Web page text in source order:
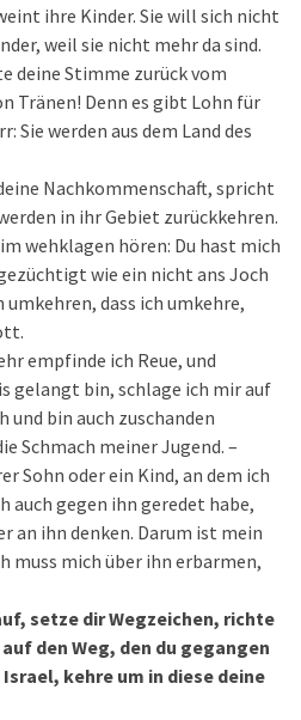
ihre Kinder. Sie will sich nicht
weil sie nicht mehr da sind.
deine Stimme zurück vom
Tränen! Denn es gibt Lohn für
Sie werden aus dem Land des
Nachkommenschaft, spricht
in ihr Gebiet zurückkehren.
wehklagen hören: Du hast mich
wie ein nicht ans Joch
dass ich umkehre,
empfinde ich Reue, und
gelangt bin, schlage ich mir auf
und bin auch zuschanden
Schmach meiner Jugend. –
Sohn oder ein Kind, an dem ich
auch gegen ihn geredet habe,
an ihn denken. Darum ist mein
muss mich über ihn erbarmen,
setze dir Wegzeichen, richte
den Weg, den du gegangen
kehre um in diese deine